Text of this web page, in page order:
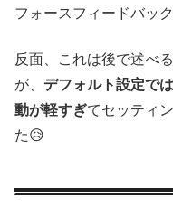
フォースフィードバッ
反面、これは後で述べ
が、 デフォルト設定で
動が軽すぎてセッティ
た😥